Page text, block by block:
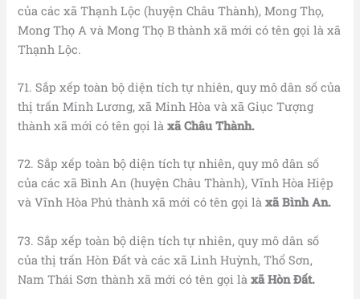
của các xã Thạnh Lộc (huyện Châu Thành), Mong Thọ,
Mong Thọ A và Mong Thọ B thành xã mới có tên gọi là xã
Thạnh Lộc.
71. Sắp xếp toàn bộ diện tích tự nhiên, quy mô dân số của
thị trấn Minh Lương, xã Minh Hòa và xã Giục Tượng
thành xã mới có tên gọi làxã Châu Thành.
72. Sắp xếp toàn bộ diện tích tự nhiên, quy mô dân số
của các xã Bình An (huyện Châu Thành), Vĩnh Hòa Hiệp
và Vĩnh Hòa Phú thành xã mới có tên gọi làxã Bình An.
73. Sắp xếp toàn bộ diện tích tự nhiên, quy mô dân số
của thị trấn Hòn Đất và các xã Lình Huỳnh, Thổ Sơn,
Nam Thái Sơn thành xã mới có tên gọi làxã Hòn Đất.